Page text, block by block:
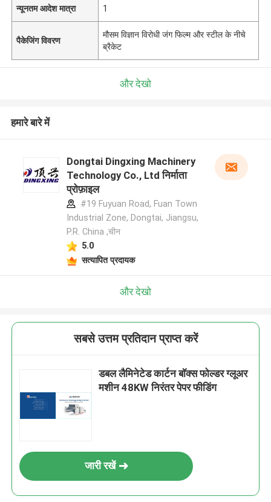
न्यूनतम आदेश मात्रा 1
पैकेजिंग विवरण
मौसम विज्ञान विरोधी जंग फिल्म और स्टील के नीचे
ब्रैकेट
और देखो
हमारे बारे में
Dongtai Dingxing Machinery
Technology Co., Ltd निर्माता
प्रोफ़ाइल
#19 Fuyuan Road, Fuan Town
Industrial Zone, Dongtai, Jiangsu,
P.R. China ,चीन
5.0
सत्यापित प्रदायक
और देखो
सबसे उत्तम प्रतिदान प्राप्त करें
डबल लैमिनेटेड कार्टन बॉक्स फोल्डर ग्लूअर
मशीन 48KW निरंतर पेपर फीडिंग
जारी रखें